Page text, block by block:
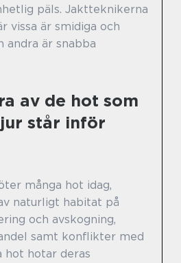
päls. Jaktteknikerna
vissa är smidiga och
andra är snabba
av de hot som
står inför
många hot idag,
naturligt habitat på
och avskogning,
samt konflikter med
hot hotar deras